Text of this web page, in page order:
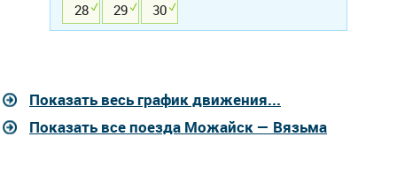
28
29 30
Показать весь график движения...
Показать все поезда Можайск — Вязьма